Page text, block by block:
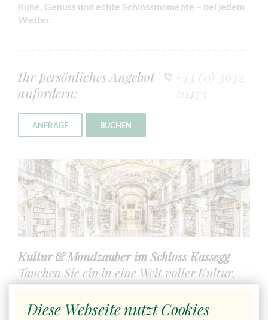
Ruhe, Genuss und echte Schlossmomente – bei jedem
Wetter.
Ihr persönliches Angebot
anfordern:
+43 (0) 3632
20473
ANFRAGE BUCHEN
Kultur & Mondzauber im Schloss Kassegg
Tauchen Sie ein in eine Welt voller Kultur,
Natur und himmlischer Momente.
Diese Webseite nutzt Cookies